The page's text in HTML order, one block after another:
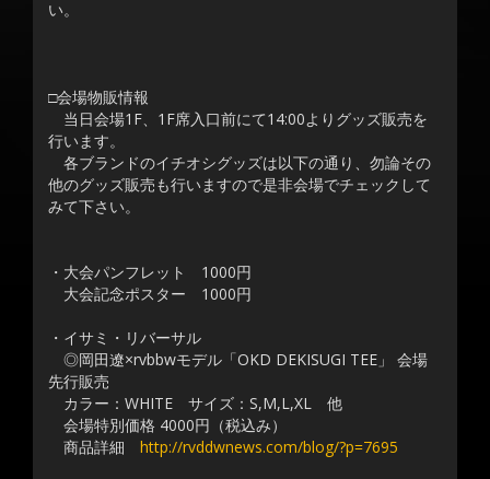
い。
□会場物販情報
当日会場1F、1F席入口前にて14:00よりグッズ販売を
行います。
各ブランドのイチオシグッズは以下の通り、勿論その
他のグッズ販売も行いますので是非会場でチェックして
みて下さい。
・大会パンフレット 1000円
大会記念ポスター 1000円
・イサミ・リバーサル
◎岡田遼×rvbbwモデル「OKD DEKISUGI TEE」 会場
先行販売
カラー：WHITE サイズ：S,M,L,XL 他
会場特別価格 4000円（税込み）
商品詳細 http://rvddwnews.com/blog/?p=7695